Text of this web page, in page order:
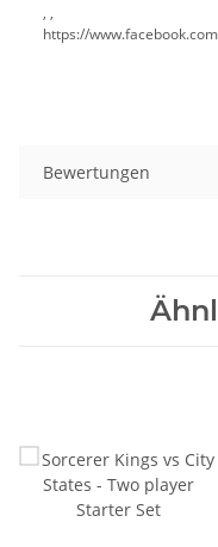
, ,
https://
Bewertungen